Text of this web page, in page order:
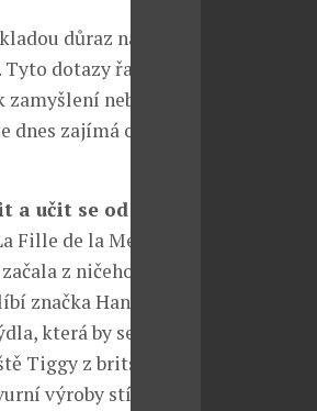
důraz na určité
dotazy řadím k
nebo
dnes zajímá o
učit se od něj?
de la Mer. Ta je
z ničeho a nyní
značka Handmade
která by se dala
Tiggy z britské
výroby stíhá ještě